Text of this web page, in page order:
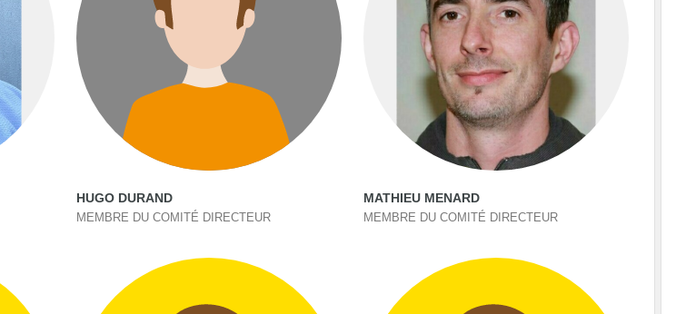
HUGO DURAND
MEMBRE DU COMITÉ DIRECTEUR
MATHIEU MENARD
MEMBRE DU COMITÉ DIRECTEUR